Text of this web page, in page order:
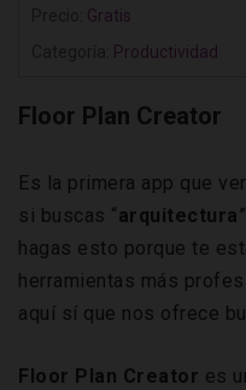
Gratis
Productividad
Floor Plan Creator
Es la primera app que
si buscas “arquitectura
hagas esto porque te
herramientas más
aquí sí que nos ofrece
Floor Plan Creator es